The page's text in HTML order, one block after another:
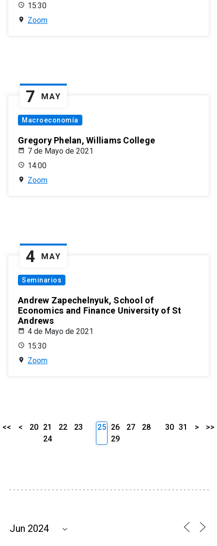
15:30
Zoom
7 MAY
Macroeconomía
Gregory Phelan, Williams College
7 de Mayo de 2021
14:00
Zoom
4 MAY
Seminarios
Andrew Zapechelnyuk, School of
Economics and Finance University of St
Andrews
4 de Mayo de 2021
15:30
Zoom
<< < 20 21 22
23
24
25 26 27
28
29
30 31 > >>